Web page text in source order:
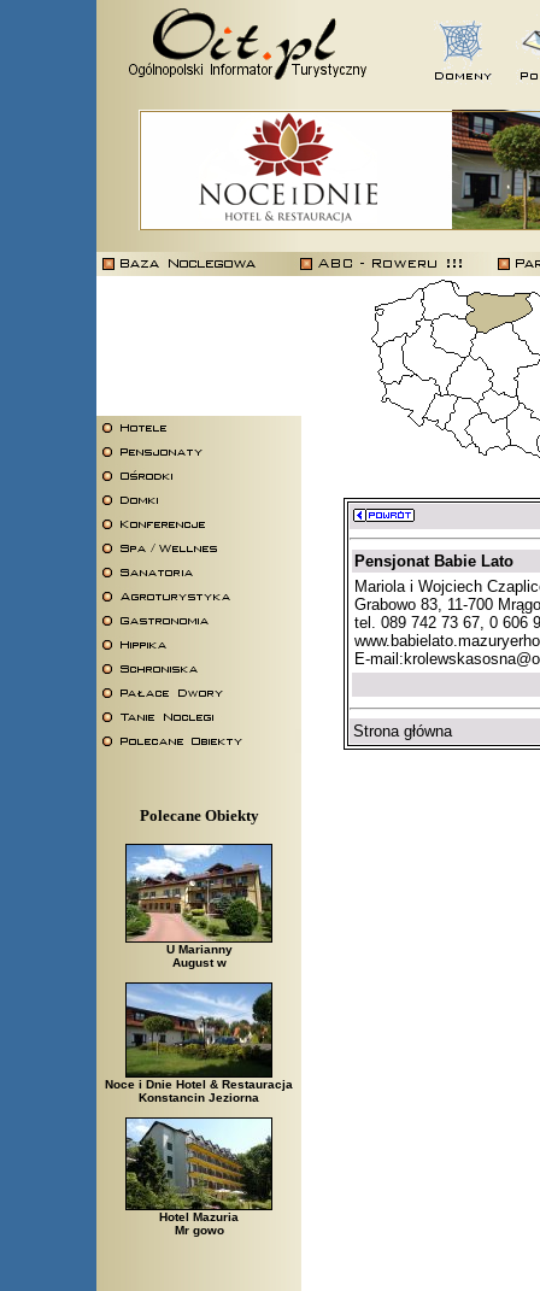
Polecane Obiekty
U Marianny
August w
Noce i Dnie Hotel & Restauracja
Konstancin Jeziorna
Hotel Mazuria
Mr gowo
Pensjonat Babie Lato
Mariola i Wojciech
Grabowo 83, 11-700
tel. 089 742 73 67, 0 606
E-mail:
Strona główna